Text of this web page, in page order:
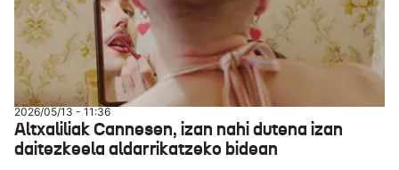
2026/05/13 - 11:36
Altxaliliak Cannesen, izan nahi dutena izan
daitezkeela aldarrikatzeko bidean